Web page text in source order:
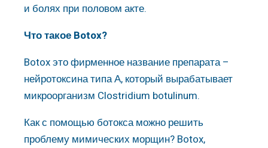
и болях при половом акте.
Что такое Botox?
Botox это фирменное название препарата –
нейротоксина типа А, который вырабатывает
микроорганизм Clostridium botulinum.
Как с помощью ботокса можно решить
проблему мимических морщин? Botox,